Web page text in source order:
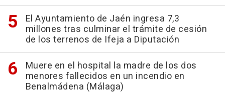
El Ayuntamiento de Jaén ingresa 7,3
millones tras culminar el trámite de cesión
de los terrenos de Ifeja a Diputación
Muere en el hospital la madre de los dos
menores fallecidos en un incendio en
Benalmádena (Málaga)